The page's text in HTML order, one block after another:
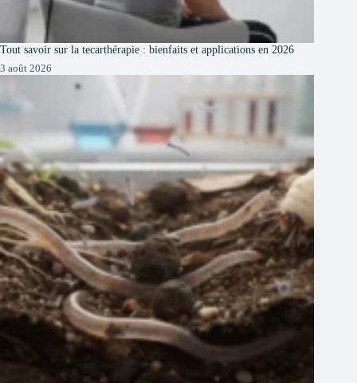
Tout savoir sur la tecarthérapie : bienfaits et applications en 2026
3 août 2026